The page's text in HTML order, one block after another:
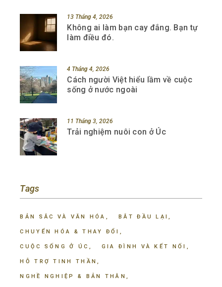
13 Tháng 4, 2026
Không ai làm bạn cay đắng. Bạn tự
làm điều đó.
4 Tháng 4, 2026
Cách người Việt hiểu lầm về cuộc
sống ở nước ngoài
11 Tháng 3, 2026
Trải nghiệm nuôi con ở Úc
Tags
BẢN SẮC VÀ VĂN HÓA BẮT ĐẦU LẠI
CHUYỂN HÓA & THAY ĐỔI
CUỘC SỐNG Ở ÚC GIA ĐÌNH VÀ KẾT NỐI
HỖ TRỢ TINH THẦN
NGHỀ NGHIỆP & BẢN THÂN